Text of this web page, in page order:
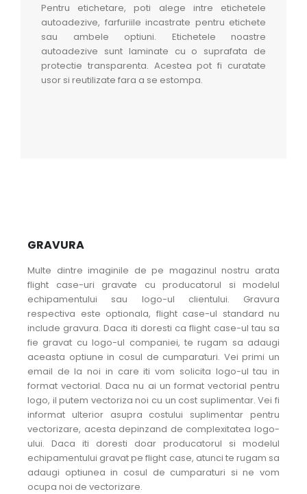
Pentru etichetare, poti alege intre etichetele
autoadezive, farfuriile incastrate pentru etichete
sau ambele optiuni. Etichetele noastre
autoadezive sunt laminate cu o suprafata de
protectie transparenta. Acestea pot fi curatate
usor si reutilizate fara a se estompa.
GRAVURA
Multe dintre imaginile de pe magazinul nostru arata
flight case-uri gravate cu producatorul si modelul
echipamentului sau logo-ul clientului. Gravura
respectiva este optionala, flight case-ul standard nu
include gravura. Daca iti doresti ca flight case-ul tau sa
fie gravat cu logo-ul companiei, te rugam sa adaugi
aceasta optiune in cosul de cumparaturi. Vei primi un
email de la noi in care iti vom solicita logo-ul tau in
format vectorial. Daca nu ai un format vectorial pentru
logo, il putem vectoriza noi cu un cost suplimentar. Vei fi
informat ulterior asupra costului suplimentar pentru
vectorizare, acesta depinzand de complexitatea logo-
ului. Daca iti doresti doar producatorul si modelul
echipamentului gravat pe flight case, atunci te rugam sa
adaugi optiunea in cosul de cumparaturi si ne vom
ocupa noi de vectorizare.